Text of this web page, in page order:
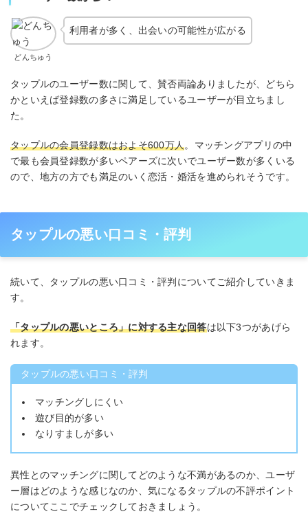
どんちゅう
利用者が多く、出会いの可能性が広がる
タップルのユーザー数に関して、賛否両論ありましたが、どちら
かといえば登録数の多さに満足しているユーザーが目立ちまし
た。
タップルの会員登録数はおよそ600万人。マッチングアプリの中
で最も会員登録数が多いペアーズに次いでユーザー数が多くいる
ので、地方の方でも満足のいく恋活・婚活を進められそうです。
タップルの悪い口コミ・評判
続いて、タップルの悪い口コミ・評判についてご紹介していきま
す。
「タップルの悪いところ」に対する主な回答は以下3つがあげら
れます。
タップルの悪い口コミ・評判
マッチングしにくい
遊び目的が多い
なりすましが多い
異性とのマッチングに関してどのような不満があるのか、ユーザ
ー層はどのような感じなのか、気になるタップルの不評ポイント
についてここでチェックしておきましょう。